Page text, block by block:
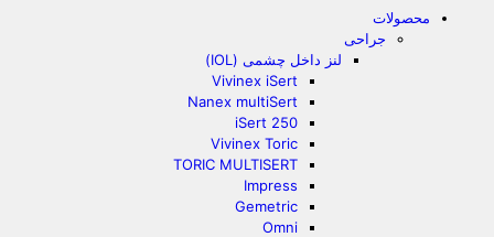
محصولات
جراحی
لنز داخل چشمی (IOL)
Vivinex iSert
Nanex multiSert
iSert 250
Vivinex Toric
TORIC MULTISERT
Impress
Gemetric
Omni